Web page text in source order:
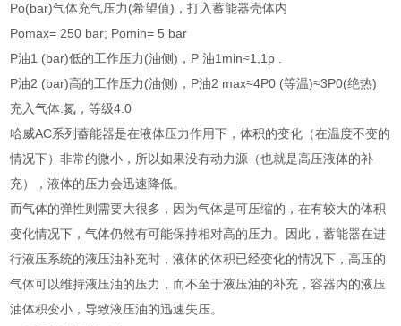
Po(bar)气体充气压力(希望值)，打入蓄能器壳体内
Pomax= 250 bar; Pomin= 5 bar
P油1 (bar)低的工作压力(油侧)，P 油1min≈1,1p .
P油2 (bar)高的工作压力(油侧)，P油2 max≈4P0 (等温)≈3P0(绝热)
充入气体:氮，等级4.0
哈威AC系列蓄能器是在液体压力作用下，体积的变化（在温度不变的
情况下）非常的微小，所以如果没有动力源（也就是高压液体的补
充），液体的压力会迅速降低。
而气体的弹性则需要大很多，因为气体是可压缩的，在有较大的体积
变化情况下，气体仍然有可能保持相对高的压力。因此，蓄能器在进
行液压系统的液压油补充时，液体的体积已经变化的情况下，高压的
气体可以维持液压油的压力，而不至于液压油的补充，容器内的液压
油体积变小，导致液压油的迅速失压。